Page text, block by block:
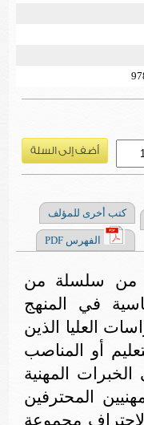
كتب أخرى للمؤلف
الفهرس PDF
من سلسلة من
في المنهج
العليا الذين
أو المناصب
الخبرات المهنية
المحترفين
مجموعة